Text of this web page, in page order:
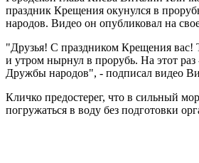
праздник Крещения окунулся в
народов. Видео он опубликовал на
"Друзья! С праздником Крещения вас!
и утром нырнул в прорубь. На этот раз
Дружбы народов", - подписал видео
Кличко предостерег, что в сильный
погружаться в воду без подготовки